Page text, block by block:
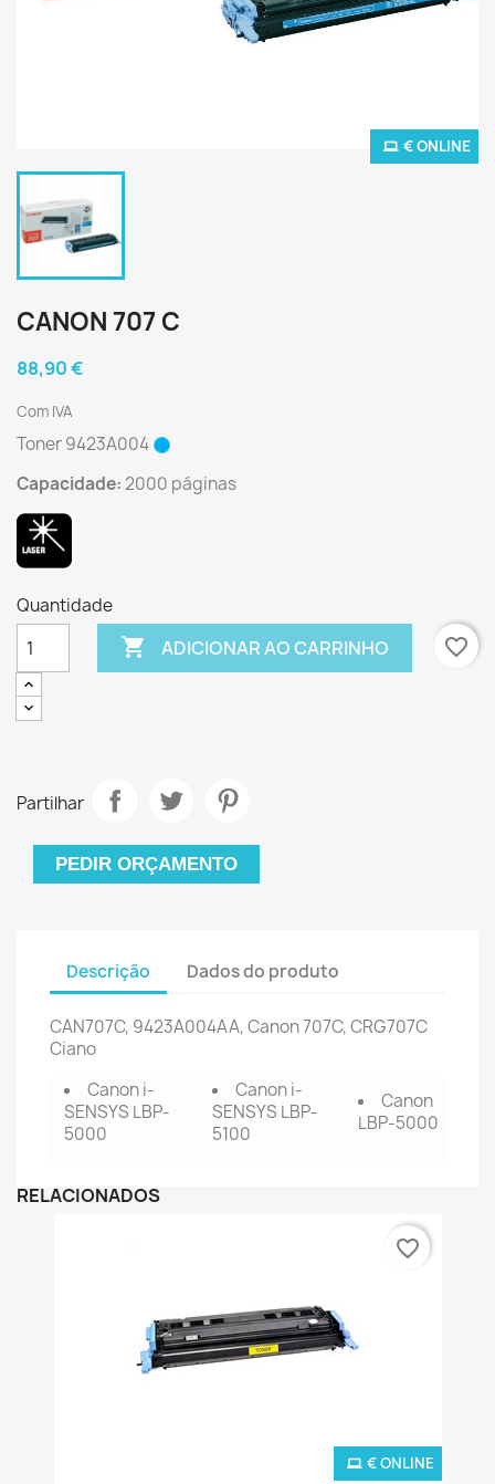
€ ONLINE
CANON 707 C
88,90 €
Com IVA
Toner 9423A004
Capacidade:2000 páginas
Quantidade
 ADICIONAR AO CARRINHO favorite_border
Partilhar
PEDIR ORÇAMENTO
Descrição Dados do produto
CAN707C, 9423A004AA, Canon 707C, CRG707C
Ciano
Canon i-
SENSYS LBP-
5000
Canon i-
SENSYS LBP-
5100
Canon
LBP-5000
RELACIONADOS
€ ONLINE
favorite_border